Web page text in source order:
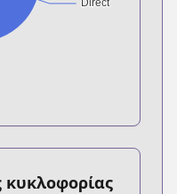
κυκλοφορίας